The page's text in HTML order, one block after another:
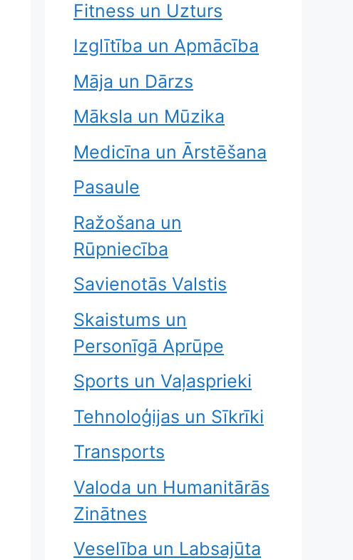
Fitness un Uzturs
Izglītība un Apmācība
Māja un Dārzs
Māksla un Mūzika
Medicīna un Ārstēšana
Pasaule
Ražošana un
Rūpniecība
Savienotās Valstis
Skaistums un
Personīgā Aprūpe
Sports un Vaļasprieki
Tehnoloģijas un Sīkrīki
Transports
Valoda un Humanitārās
Zinātnes
Veselība un Labsajūta